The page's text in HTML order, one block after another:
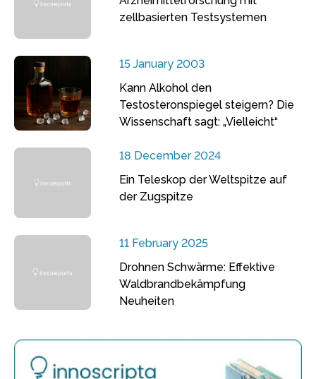
zellbasierten Testsystemen
15 January 2003
Kann Alkohol den
Testosteronspiegel steigern? Die
Wissenschaft sagt: „Vielleicht“
18 December 2024
Ein Teleskop der Weltspitze auf
der Zugspitze
11 February 2025
Drohnen Schwärme: Effektive
Waldbrandbekämpfung
Neuheiten